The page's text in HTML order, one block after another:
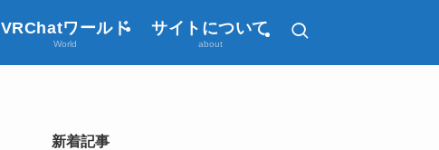
VRChatワールド
World
サイトについて
about
新着記事